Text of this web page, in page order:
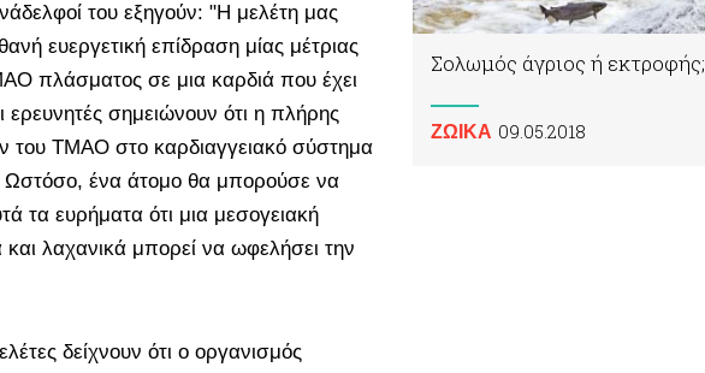
του εξηγούν: "Η μελέτη μας
ευεργετική επίδραση μίας μέτριας
πλάσματος σε μια καρδιά που έχει
σημειώνουν ότι η πλήρης
TMAO στο καρδιαγγειακό σύστημα
Ωστόσο, ένα άτομο θα μπορούσε να
τα ευρήματα ότι μια μεσογειακή
λαχανικά μπορεί να ωφελήσει την
δείχνουν ότι ο οργανισμός
Σολωμός άγριος ή εκτροφής;
ΖΩΙΚA 09.05.2018